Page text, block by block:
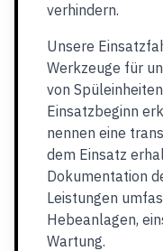
verhindern.
Unsere
Werkzeuge für
von
Einsatzbeginn
nennen eine
dem Einsatz
Dokumentation
Leistungen
Hebeanlagen,
Wartung.